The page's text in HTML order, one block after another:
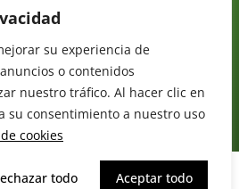
su experiencia de
o contenidos
nuestro tráfico. Al hacer clic en
su consentimiento a nuestro uso
cookies
todo Aceptar todo
DIRECTORIO
Starenlared